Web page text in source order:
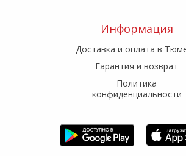
Информация
Доставка и оплата в
Гарантия и возврат
Политика
конфиденциальности